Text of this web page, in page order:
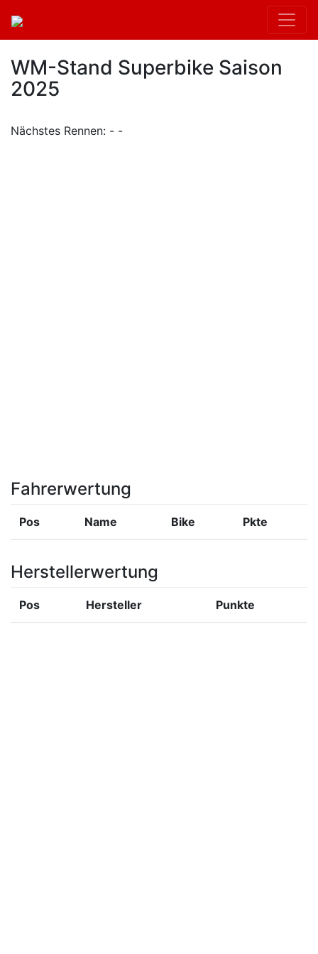
WM-Stand Superbike Saison
2025
Nächstes Rennen: - -
Fahrerwertung
Pos Name Bike Pkte
Herstellerwertung
Pos Hersteller Punkte